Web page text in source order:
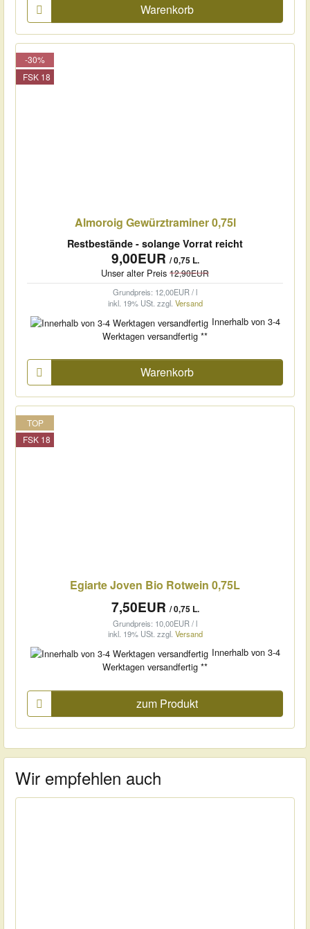
Warenkorb
-30%
FSK 18
Almoroig Gewürztraminer 0,75l
Restbestände - solange Vorrat reicht
9,00EUR / 0,75 L.
Unser alter Preis 12,90EUR
Grundpreis: 12,00EUR / l
inkl. 19% USt. zzgl. Versand
Innerhalb von 3-4
Werktagen versandfertig **
Warenkorb
TOP
FSK 18
Egiarte Joven Bio Rotwein 0,75L
7,50EUR / 0,75 L.
Grundpreis: 10,00EUR / l
inkl. 19% USt. zzgl. Versand
Innerhalb von 3-4
Werktagen versandfertig **
zum Produkt
Wir empfehlen auch